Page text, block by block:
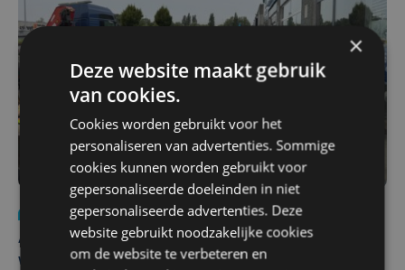
Nieuws
do 30 juli | 12:57
Autobestuurster rijdt na foutief manoeuvre tegen
winkelgevel in Ieper
×
Deze website maakt gebruik
van cookies.
Cookies worden gebruikt voor het
personaliseren van advertenties. Sommige
cookies kunnen worden gebruikt voor
gepersonaliseerde doeleinden in niet
gepersonaliseerde advertenties. Deze
website gebruikt noodzakelijke cookies
om de website te verbeteren en